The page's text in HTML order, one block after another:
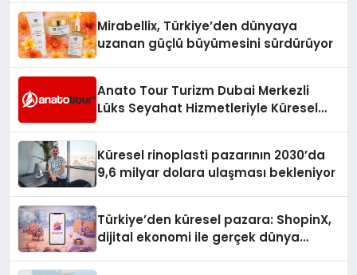
Mirabellix, Türkiye’den dünyaya
uzanan güçlü büyümesini sürdürüyor
Anato Tour Turizm Dubai Merkezli
Lüks Seyahat Hizmetleriyle Küresel
Küresel rinoplasti pazarının 2030’da
9,6 milyar dolara ulaşması bekleniyor
Türkiye’den küresel pazara: ShopinX,
dijital ekonomi ile gerçek dünya